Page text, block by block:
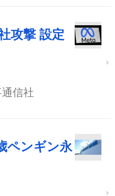
攻撃 設定
信社
ペンギン永